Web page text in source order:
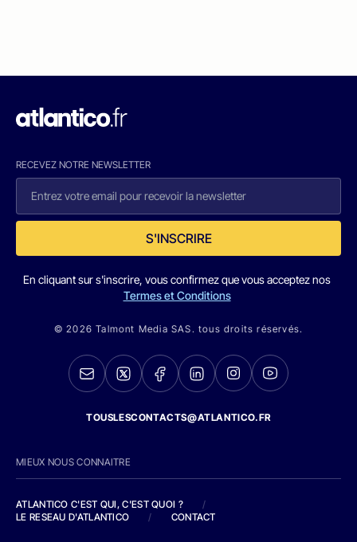
RECEVEZ NOTRE NEWSLETTER
S'INSCRIRE
En cliquant sur s'inscrire, vous confirmez que vous acceptez nos
Termes et Conditions
© 2026 Talmont Media SAS. tous droits réservés.
TOUSLESCONTACTS@ATLANTICO.FR
MIEUX NOUS CONNAITRE
ATLANTICO C'EST QUI, C'EST QUOI ?
/
LE RESEAU D'ATLANTICO
/ CONTACT